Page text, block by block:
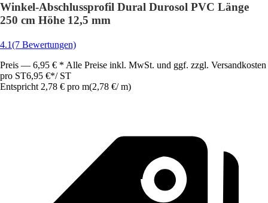
Winkel-Abschlussprofil Dural Durosol PVC Länge
250 cm Höhe 12,5 mm
4.1(7 Bewertungen)
Preis — 6,95 € * Alle Preise inkl. MwSt. und ggf. zzgl. Versandkosten
pro ST6,95 €*/ ST
Entspricht 2,78 € pro m(2,78 €/ m)